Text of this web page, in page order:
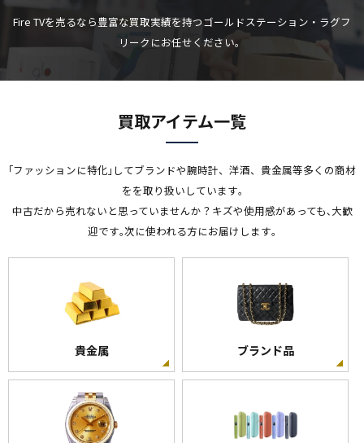
Fire TVを売るなら豊富な買取実績を持つゴールドステーション・ラグフ
リークにお任せください。
買取アイテム一覧
｢ファッションに特化｣してブランドや腕時計、洋酒、貴金属等多くの商材
をを取り扱いしています｡
中古だから売れないと思っていませんか？キズや使用感があっても､大歓
迎です｡次に使われる方にお届けします｡
貴金属 ブランド品